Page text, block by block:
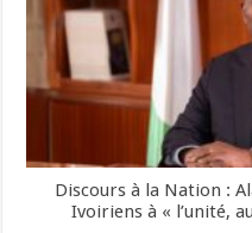
Discours à la Nation :
Ivoiriens à « l’unité,